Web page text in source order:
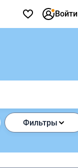
Войти
Фильтры